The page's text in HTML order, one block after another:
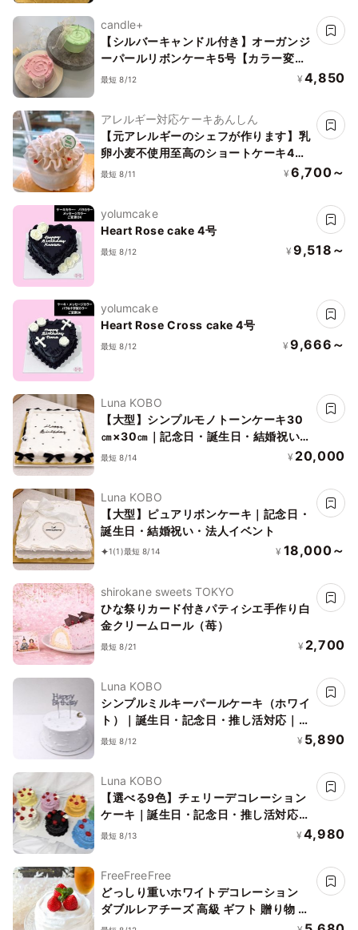
candle+
【シルバーキャンドル付き】オーガンジ
ーパールリボンケーキ5号【カラー変更
可】
最短 8/12 ¥ 4,850
アレルギー対応ケーキあんしん
【元アレルギーのシェフが作ります】乳
卵小麦不使用至高のショートケーキ4号
（12cm）
最短 8/11 ¥ 6,700～
yolumcake
Heart Rose cake 4号
最短 8/12 ¥ 9,518～
yolumcake
Heart Rose Cross cake 4号
最短 8/12 ¥ 9,666～
Luna KOBO
【大型】シンプルモノトーンケーキ30
㎝×30㎝｜記念日・誕生日・結婚祝い・
法人イベント
最短 8/14 ¥ 20,000
Luna KOBO
【大型】ピュアリボンケーキ｜記念日・
誕生日・結婚祝い・法人イベント
1(1)最短 8/14 ¥ 18,000～
shirokane sweets TOKYO
ひな祭りカード付きパティシエ手作り白
金クリームロール（苺）
最短 8/21 ¥ 2,700
Luna KOBO
シンプルミルキーパールケーキ（ホワイ
ト）｜誕生日・記念日・推し活対応｜写
真映え◎
最短 8/12 ¥ 5,890
Luna KOBO
【選べる9色】チェリーデコレーション
ケーキ｜誕生日・記念日・推し活対応｜
写真映え◎
最短 8/13 ¥ 4,980
FreeFreeFree
どっしり重いホワイトデコレーション
ダブルレアチーズ 高級 ギフト 贈り物 い
ちご 苺 ストロベリー アレルギー 小麦